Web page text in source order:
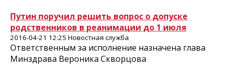
Путин поручил решить вопрос о допуске
родственников в реанимации до 1 июля
2016-04-21 12:25 Новостная служба
Ответственным за исполнение назначена глава
Минздрава Вероника Скворцова